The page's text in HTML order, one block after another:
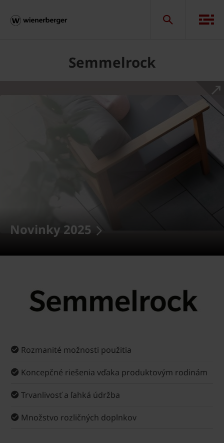
Semmelrock
Novinky 2025
Rozmanité možnosti použitia
Koncepčné riešenia vďaka produktovým rodinám
Trvanlivosť a ľahká údržba
Množstvo rozličných doplnkov